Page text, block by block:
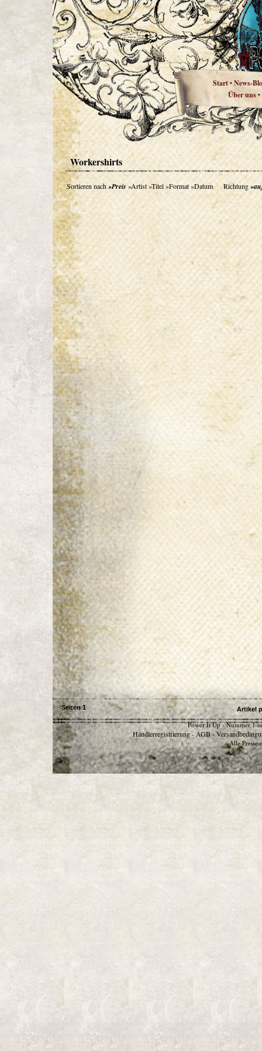
Start•News-
Über uns•
Workershirts
Sortieren nach»Preis»Artist»Titel»Format»Datum Richtung
Seiten1 Artikel
Power It Up - Nummer 1
Händlerregistrierung - AGB -
Alle Preise